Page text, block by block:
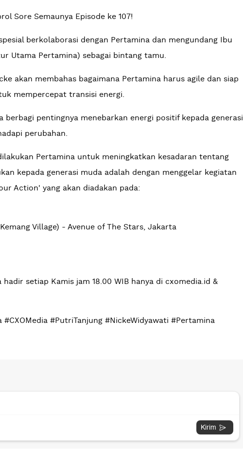
Sore Semaunya Episode ke 107!
berkolaborasi dengan Pertamina dan mengundang Ibu
Utama Pertamina) sebagai bintang tamu.
akan membahas bagaimana Pertamina harus agile dan siap
mempercepat transisi energi.
berbagi pentingnya menebarkan energi positif kepada generasi
perubahan.
Pertamina untuk meningkatkan kesadaran tentang
kepada generasi muda adalah dengan menggelar kegiatan
Action' yang akan diadakan pada:
Village) - Avenue of The Stars, Jakarta
hadir setiap Kamis jam 18.00 WIB hanya di cxomedia.id &
#CXOMedia #PutriTanjung #NickeWidyawati #Pertamina